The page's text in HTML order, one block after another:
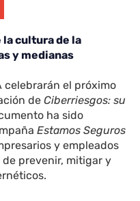
la cultura de la
y medianas
celebrarán el próximo
deCiberriesgos: su
ha sido
Estamos Seguros
y empleados
prevenir, mitigar y